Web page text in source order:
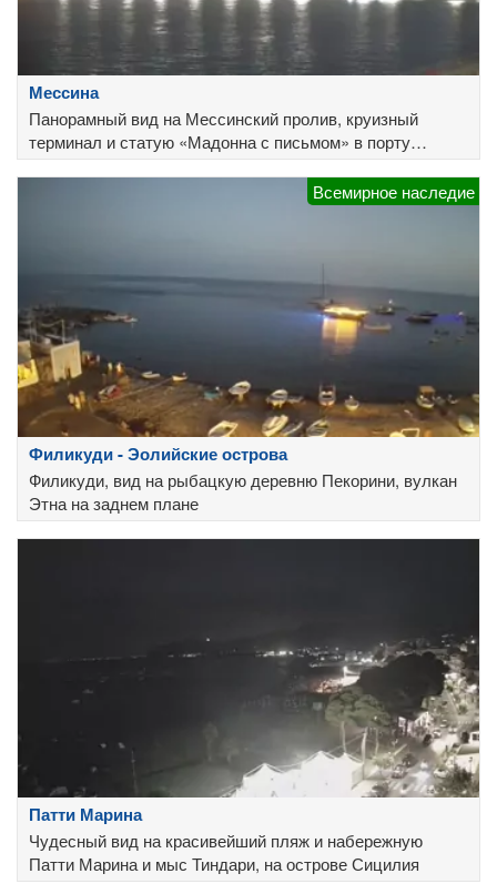
Мессина
Панорамный вид на Мессинский пролив, круизный
терминал и статую «Мадонна с письмом» в порту
Мессины
Всемирное наследие
Филикуди - Эолийские острова
Филикуди, вид на рыбацкую деревню Пекорини, вулкан
Этна на заднем плане
Патти Марина
Чудесный вид на красивейший пляж и набережную
Патти Марина и мыс Тиндари, на острове Сицилия